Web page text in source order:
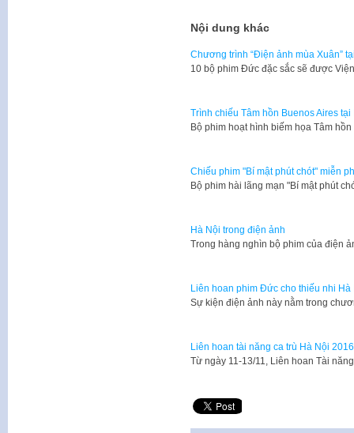
Nội dung khác
Chương trình “Điện ảnh mùa Xuân”
10 bộ phim Đức đặc sắc sẽ được
Trình chiếu Tâm hồn Buenos Aires tại
​Bộ phim hoạt hình biếm họa Tâm
Chiếu phim "Bí mật phút chót" miễn
Bộ phim hài lãng mạn "Bí mật phút
Hà Nội trong điện ảnh
​Trong hàng nghìn bộ phim của điện
Liên hoan phim Đức cho thiếu nhi Hà
Sự kiện điện ảnh này nằm trong
Liên hoan tài năng ca trù Hà Nội 2016
Từ ngày 11-13/11, Liên hoan Tài